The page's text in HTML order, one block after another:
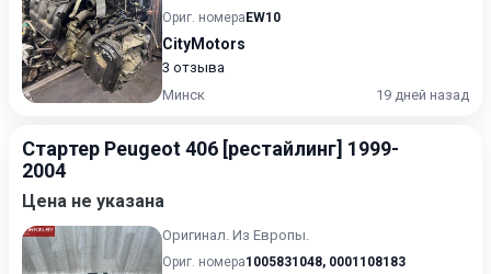
Ориг. номера EW10
CityMotors
3 отзыва
Минск
19 дней назад
Стартер Peugeot 406 [рестайлинг] 1999-
2004
Цена не указана
Оригинал. Из Европы.
Ориг. номера1005831048, 0001108183